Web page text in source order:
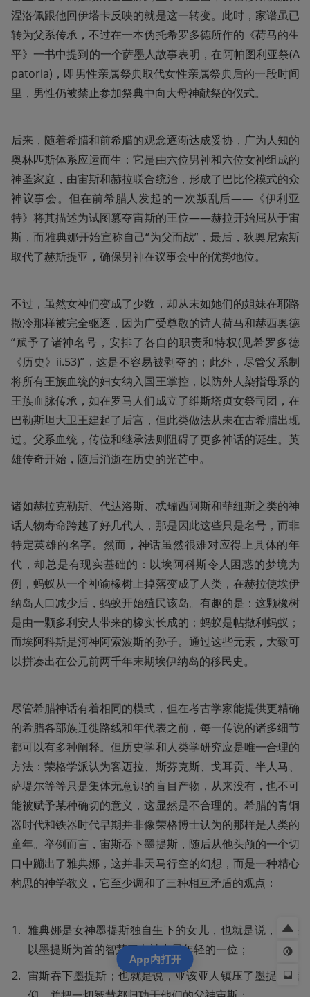
涅洛佩跟他回伊塔卡反映的就是这一转变。此时，家谱虽已
转为父系传承，不过在一本伪托希罗多德所作的《荷马的生
平》一书中提到的一个萨墨人故事表明，在阿帕图利亚祭(A
patoria)，即男性亲属祭典取代女性亲属祭典后的一段时间
里，男性仍被禁止参加祭典中向大母神献祭的仪式。
后来，随着希腊和前希腊的观念逐渐达成妥协，广为人知的
奥林匹斯体系应运而生：它是由六位男神和六位女神组成的
神圣家庭，由宙斯和赫拉联合统治，形成了巴比伦模式的众
神议事会。但在前希腊人发起的一次叛乱后——《伊利亚
特》将其描述为试图篡夺宙斯的王位——赫拉开始屈从于宙
斯，而雅典娜开始宣称自己“为父而战”，最后，狄奥尼索斯
取代了赫斯提亚，确保男神在议事会中的优势地位。
不过，虽然女神们变成了少数，却从未如她们的姐妹在耶路
撒冷那样被完全驱逐，因为广受尊敬的诗人荷马和赫西奥德
“赋予了诸神名号，安排了各自的职责和特权(见希罗多德
《历史》ii.53)”，这是不容易被剥夺的；此外，尽管父系制
将所有王族血统的妇女纳入国王掌控，以防外人染指母系的
王族血脉传承，如在罗马人们成立了维斯塔贞女祭司团，在
巴勒斯坦大卫王建起了后宫，但此类做法从未在古希腊出现
过。父系血统，传位和继承法则阻碍了更多神话的诞生。英
雄传奇开始，随后消逝在历史的光芒中。
诸如赫拉克勒斯、代达洛斯、忒瑞西阿斯和菲纽斯之类的神
话人物寿命跨越了好几代人，那是因此这些只是名号，而非
特定英雄的名字。然而，神话虽然很难对应得上具体的年
代，却总是有现实基础的：以埃阿科斯令人困惑的梦境为
例，蚂蚁从一个神谕橡树上掉落变成了人类，在赫拉使埃伊
纳岛人口减少后，蚂蚁开始殖民该岛。有趣的是：这颗橡树
是由一颗多利安人带来的橡实长成的；蚂蚁是帖撒利蚂蚁；
而埃阿科斯是河神阿索波斯的孙子。通过这些元素，大致可
以拼凑出在公元前两千年末期埃伊纳岛的移民史。
尽管希腊神话有着相同的模式，但在考古学家能提供更精确
的希腊各部族迁徙路线和年代表之前，每一传说的诸多细节
都可以有多种阐释。但历史学和人类学研究应是唯一合理的
方法：荣格学派认为客迈拉、斯芬克斯、戈耳贡、半人马、
萨堤尔等等只是集体无意识的盲目产物，从来没有，也不可
能被赋予某种确切的意义，这显然是不合理的。希腊的青铜
器时代和铁器时代早期并非像荣格博士认为的那样是人类的
童年。举例而言，宙斯吞下墨提斯，随后从他头颅的一个切
口中蹦出了雅典娜，这并非天马行空的幻想，而是一种精心
构思的神学教义，它至少调和了三种相互矛盾的观点：
雅典娜是女神墨提斯独自生下的女儿，也就是说，她是
以墨提斯为首的智慧三女神中最年轻的一位；
宙斯吞下墨提斯；也就是说，亚该亚人镇压了墨提斯信
App内打开